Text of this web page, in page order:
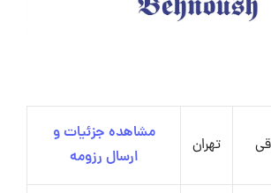
تهران
مشاهده جزئیات و
ارسال رزومه